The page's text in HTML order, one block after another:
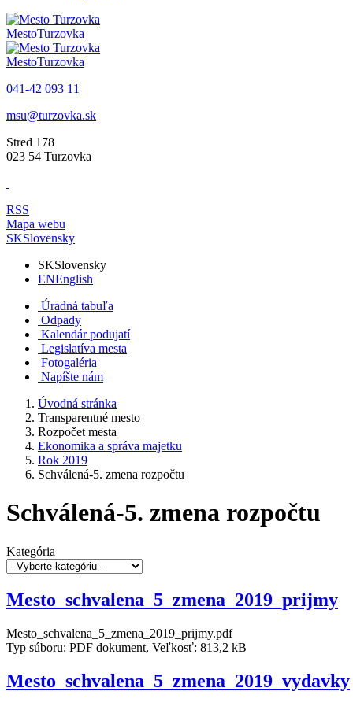
MestoTurzovka
MestoTurzovka
041-42 093 11
msu@turzovka.sk
Stred 178
023 54 Turzovka
RSS
Mapa webu
SKSlovensky
SKSlovensky
ENEnglish
Úradná tabuľa
Odpady
Kalendár podujatí
Legislatíva mesta
Fotogaléria
Napíšte nám
Úvodná stránka
Transparentné mesto
Rozpočet mesta
Ekonomika a správa majetku
Rok 2019
Schválená-5. zmena rozpočtu
Schválená-5. zmena rozpočtu
Kategória
Mesto_schvalena_5_zmena_2019_prijmy
Mesto_schvalena_5_zmena_2019_prijmy.pdf
Typ súboru: PDF dokument, Veľkosť: 813,2 kB
Mesto_schvalena_5_zmena_2019_vydavky